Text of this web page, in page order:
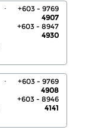
.
+603 - 9769
4907
+603 - 8947
4930
.
+603 - 9769
4908
+603 - 8946
4141